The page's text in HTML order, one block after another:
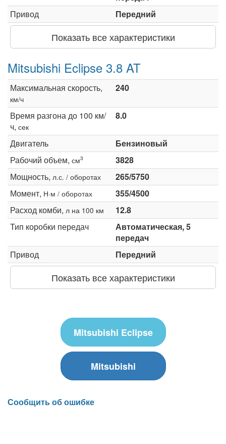
Привод
Передний
Показать все характеристики
Mitsubishi Eclipse 3.8 AT
Максимальная скорость,
км/ч
240
Время разгона до 100 км/
ч, сек
8.0
Двигатель
Бензиновый
Рабочий объем, см3
3828
Мощность, л.с. / оборотах
265/5750
Момент, Н·м / оборотах
355/4500
Расход комби, л на 100 км
12.8
Тип коробки передач
Автоматическая, 5
передач
Привод
Передний
Показать все характеристики
Mitsubishi Eclipse
Mitsubishi
Сообщить об ошибке